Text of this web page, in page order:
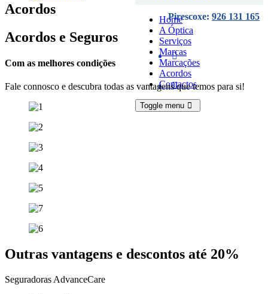
Pirescoxe: 926 131 165
Home
A Óptica
Serviços
Marcas
Marcações
Acordos
Contactos
Toggle menu
Acordos
Acordos e Seguros
Com as melhores condições
Fale connosco e descubra todas as vantagens que temos para si!
Outras vantagens e descontos até 20%
Seguradoras AdvanceCare